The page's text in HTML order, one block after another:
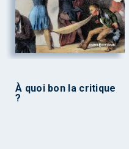
À quoi bon la critique
?